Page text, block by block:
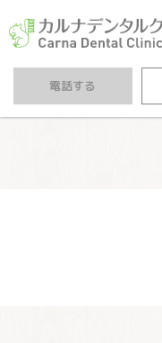
電話する